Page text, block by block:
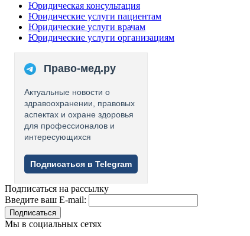
Юридическая консультация
Юридические услуги пациентам
Юридические услуги врачам
Юридические услуги организациям
Право-мед.ру
Актуальные новости о
здравоохранении, правовых
аспектах и охране здоровья
для профессионалов и
интересующихся
Подписаться в Telegram
Подписаться на рассылку
Введите ваш E-mail:
Подписаться
Мы в социальных сетях